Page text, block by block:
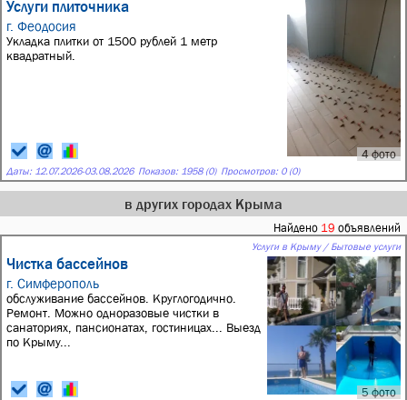
Услуги плиточника
г. Феодосия
4 фото
Укладка плитки от 1500 рублей 1 метр
квадратный.
Даты: 12.07.2026-03.08.2026 Показов: 1958 (0) Просмотров: 0 (0)
в других городах Крыма
Найдено 19 объявлений
Услуги в Крыму / Бытовые услуги
Чистка бассейнов
г. Симферополь
5 фото
обслуживание бассейнов. Круглогодично.
Ремонт. Можно одноразовые чистки в
санаториях, пансионатах, гостиницах... Выезд
по Крыму...